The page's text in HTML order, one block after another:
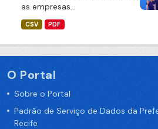
as empresas...
CSV PDF
O Portal
Sobre o Portal
Padrão de Serviço de Dados da
Recife